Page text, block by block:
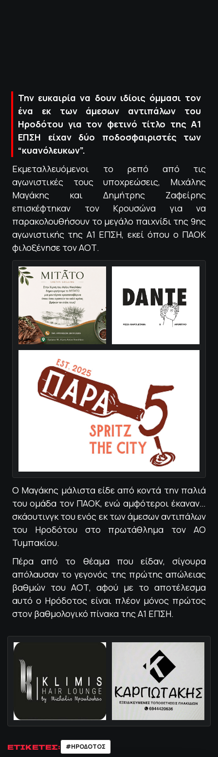
Την ευκαιρία να δουν ιδίοις όμμασι τον
ένα εκ των άμεσων αντιπάλων του
Ηροδότου για τον φετινό τίτλο της Α1
ΕΠΣΗ είχαν δύο ποδοσφαιριστές των
“κυανόλευκων”.
Εκμεταλλευόμενοι το ρεπό από τις
αγωνιστικές τους υποχρεώσεις, Μιχάλης
Μαγάκης και Δημήτρης Ζαφείρης
επισκέφτηκαν τον Κρουσώνα για να
παρακολουθήσουν το μεγάλο παιχνίδι της 9ης
αγωνιστικής της Α1 ΕΠΣΗ, εκεί όπου ο ΠΑΟΚ
φιλοξένησε τον ΑΟΤ.
Ο Μαγάκης μάλιστα είδε από κοντά την παλιά
του ομάδα τον ΠΑΟΚ, ενώ αμφότεροι έκαναν…
σκάουτινγκ του ενός εκ των άμεσων αντιπάλων
του Ηροδότου στο πρωτάθλημα τον ΑΟ
Τυμπακίου.
Πέρα από το θέαμα που είδαν, σίγουρα
απόλαυσαν το γεγονός της πρώτης απώλειας
βαθμών του ΑΟΤ, αφού με το αποτέλεσμα
αυτό ο Ηρόδοτος είναι πλέον μόνος πρώτος
στον βαθμολογικό πίνακα της Α1 ΕΠΣΗ.
ΕΤΙΚΕΤΕΣ: #ΗΡΟΔΟΤΟΣ